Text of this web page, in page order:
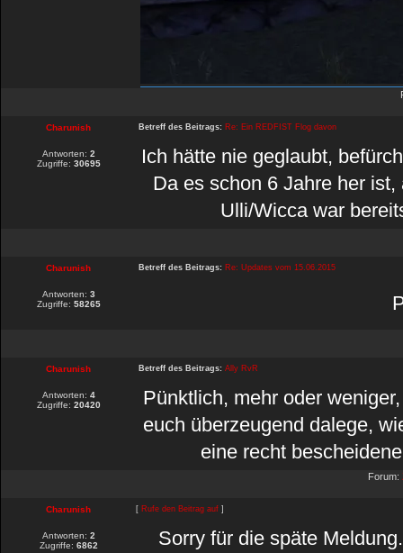
Charunish Betreff des Beitrags: Re: Ein REDFIST Flog davon
Antworten: 2
Zugriffe: 30695
Ich hätte nie geglaubt,
Da es schon 6 Jahre her
Ulli/Wicca war
Charunish Betreff des Beitrags: Re: Updates vom 15.06.2015
Antworten: 3
Zugriffe: 58265
Charunish Betreff des Beitrags: Ally RvR
Antworten: 4
Zugriffe: 20420
Pünktlich, mehr oder
euch überzeugend dalege,
eine recht
Forum:
Charunish [ Rufe den Beitrag auf ]
Antworten: 2
Zugriffe: 6862
Sorry für die späte